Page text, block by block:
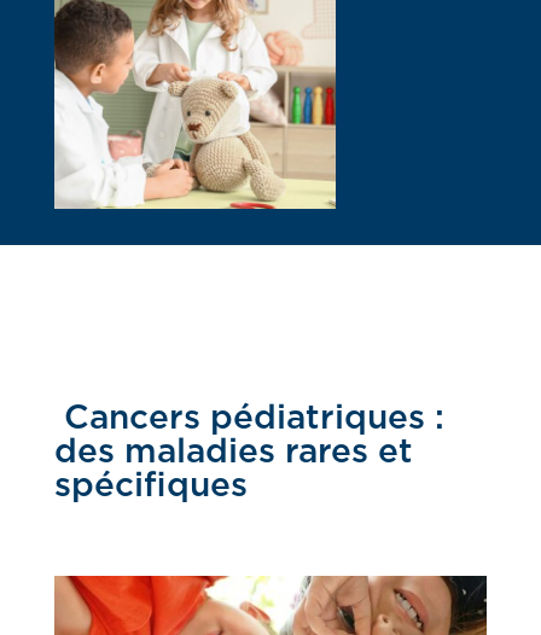
Cancers pédiatriques :
des maladies rares et
spécifiques